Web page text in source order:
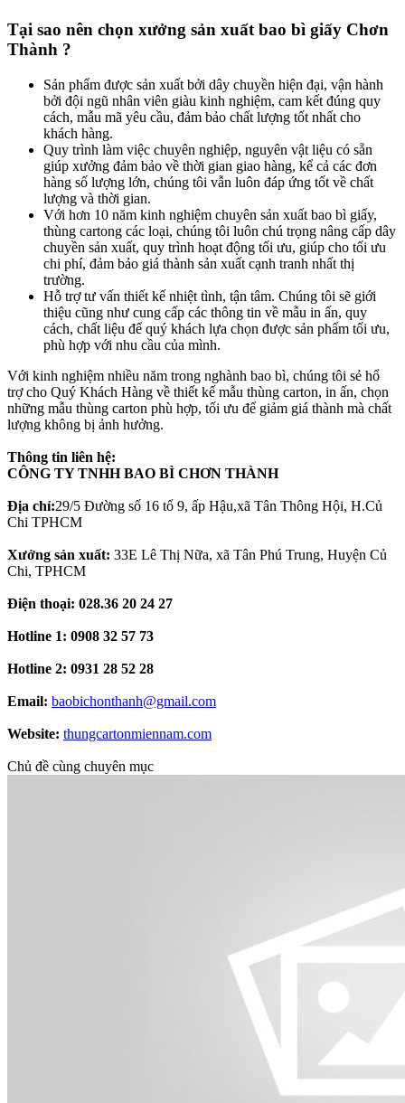
Tại sao nên chọn xưởng sản xuất bao bì giấy Chơn
Thành ?
Sản phẩm được sản xuất bởi dây chuyền hiện đại, vận hành
bởi đội ngũ nhân viên giàu kinh nghiệm, cam kết đúng quy
cách, mẫu mã yêu cầu, đảm bảo chất lượng tốt nhất cho
khách hàng.
Quy trình làm việc chuyên nghiệp, nguyên vật liệu có sẵn
giúp xưởng đảm bảo về thời gian giao hàng, kể cả các đơn
hàng số lượng lớn, chúng tôi vẫn luôn đáp ứng tốt về chất
lượng và thời gian.
Với hơn 10 năm kinh nghiệm chuyên sản xuất bao bì giấy,
thùng cartong các loại, chúng tôi luôn chú trọng nâng cấp dây
chuyền sản xuất, quy trình hoạt động tối ưu, giúp cho tối ưu
chi phí, đảm bảo giá thành sản xuất cạnh tranh nhất thị
trường.
Hỗ trợ tư vấn thiết kế nhiệt tình, tận tâm. Chúng tôi sẽ giới
thiệu cũng như cung cấp các thông tin về mẫu in ấn, quy
cách, chất liệu để quý khách lựa chọn được sản phẩm tối ưu,
phù hợp với nhu cầu của mình.
Với kinh nghiệm nhiều năm trong nghành bao bì, chúng tôi sẻ hổ
trợ cho Quý Khách Hàng về thiết kế mẫu thùng carton, in ấn, chọn
những mẫu thùng carton phù hợp, tối ưu để giảm giá thành mà chất
lượng không bị ảnh hưởng.
Thông tin liên hệ:
CÔNG TY TNHH BAO BÌ CHƠN THÀNH
Địa chỉ:29/5 Đường số 16 tổ 9, ấp Hậu,xã Tân Thông Hội, H.Củ
Chi TPHCM
Xưởng sản xuất: 33E Lê Thị Nữa, xã Tân Phú Trung, Huyện Củ
Chi, TPHCM
Điện thoại: 028.36 20 24 27
Hotline 1: 0908 32 57 73
Hotline 2: 0931 28 52 28
Email: baobichonthanh@gmail.com
Website: thungcartonmiennam.com
Chủ đề cùng chuyên mục